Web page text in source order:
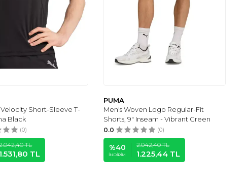
Velocity Short-Sleeve T-
Black
(0)
TL
1.531,80 TL
PUMA
Men's Woven Logo Regular-Fit
Shorts, 9" Inseam - Vibrant Green
0.0 (0)
%40
İNDIRIM
2.042,40TL
1.225,44 TL